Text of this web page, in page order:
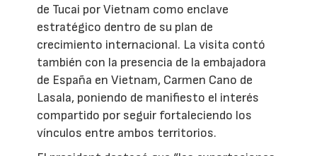
de Tucai por Vietnam como enclave
estratégico dentro de su plan de
crecimiento internacional. La visita contó
también con la presencia de la embajadora
de España en Vietnam, Carmen Cano de
Lasala, poniendo de manifiesto el interés
compartido por seguir fortaleciendo los
vínculos entre ambos territorios.